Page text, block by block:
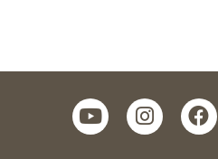
facebook
instagram
youtube